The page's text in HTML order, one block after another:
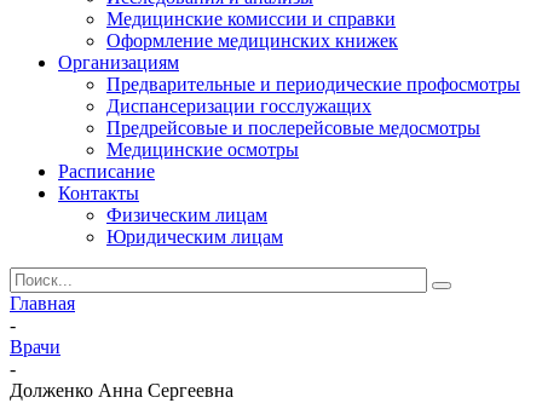
Медицинские комиссии и справки
Оформление медицинских книжек
Организациям
Предварительные и периодические профосмотры
Диспансеризации госслужащих
Предрейсовые и послерейсовые медосмотры
Медицинские осмотры
Расписание
Контакты
Физическим лицам
Юридическим лицам
Главная
-
Врачи
-
Долженко Анна Сергеевна